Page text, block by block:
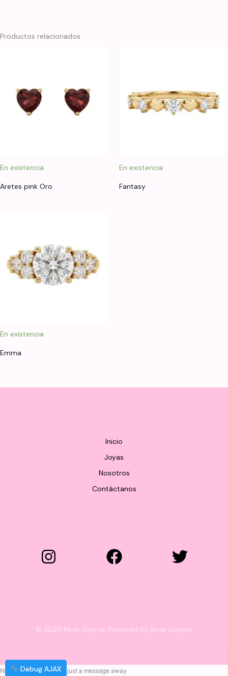
Productos relacionados
En existencia
Aretes pink Oro
En existencia
Fantasy
En existencia
Emma
Inicio
Joyas
Nosotros
Contáctanos
© 2026 Reve Joyeria. Powered by Reve Joyeria.
Need help? Our team is just a message away
Debug AJAX